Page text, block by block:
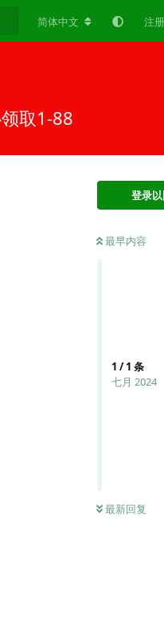
简体中文 注册
取1-88
登录
最早内容
1 /1 条
七月 2024
最新回复